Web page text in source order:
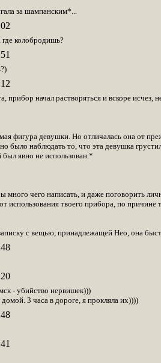
за шампанским*...
колобродишь?
прибор начал растворяться и вскоре исчез,
фигура девушки. Но отличалась она от
было наблюдать то, что эта девушка
явно не использован.*
много чего написать, и даже поговорить
использования твоего прибора, по
с вещью, принадлежащей Нео, она
- убийство нервишек)))
3 часа в дороге, я прокляла их))))